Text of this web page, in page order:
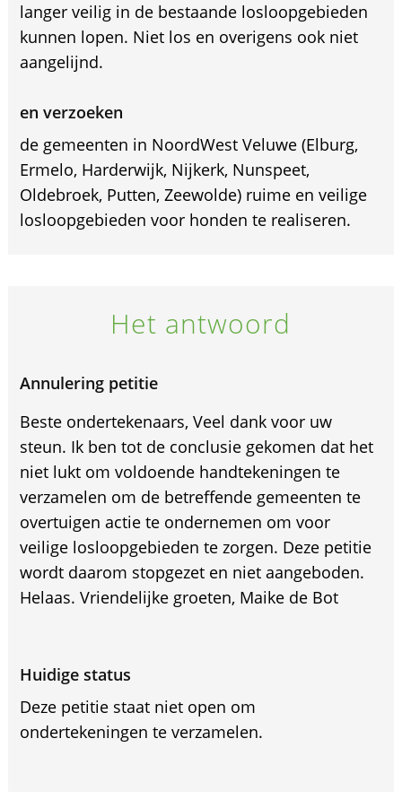
langer veilig in de bestaande losloopgebieden
kunnen lopen. Niet los en overigens ook niet
aangelijnd.
en verzoeken
de gemeenten in NoordWest Veluwe (Elburg,
Ermelo, Harderwijk, Nijkerk, Nunspeet,
Oldebroek, Putten, Zeewolde) ruime en veilige
losloopgebieden voor honden te realiseren.
Het antwoord
Annulering petitie
Beste ondertekenaars, Veel dank voor uw
steun. Ik ben tot de conclusie gekomen dat het
niet lukt om voldoende handtekeningen te
verzamelen om de betreffende gemeenten te
overtuigen actie te ondernemen om voor
veilige losloopgebieden te zorgen. Deze petitie
wordt daarom stopgezet en niet aangeboden.
Helaas. Vriendelijke groeten, Maike de Bot
Huidige status
Deze petitie staat niet open om
ondertekeningen te verzamelen.